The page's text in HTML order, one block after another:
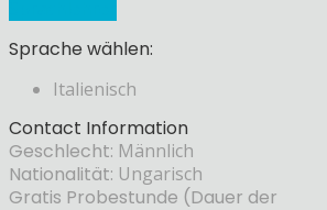
Sprache wählen:
Italienisch
Contact Information
Geschlecht: Männlich
Nationalität: Ungarisch
Gratis Probestunde (Dauer der